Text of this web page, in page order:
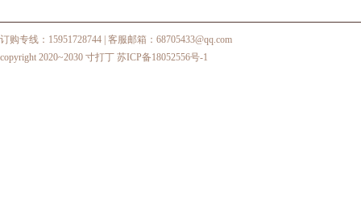
订购专线：15951728744 | 客服邮箱：68705433@qq.com
copyright 2020~2030 寸打丁 苏ICP备18052556号-1